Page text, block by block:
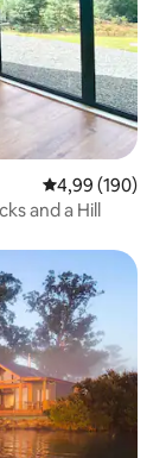
Gemiddelde
4,99 (190)
and a Hill